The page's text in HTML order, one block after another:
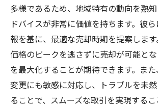
多様であるため、地域特有の動向を熟
ドバイスが非常に価値を持ちます。彼
報を基に、最適な売却時期を提案します
価格のピークを逃さずに売却が可能と
を最大化することが期待できます。ま
変更にも敏感に対応し、トラブルを未
ることで、スムーズな取引を実現するこ